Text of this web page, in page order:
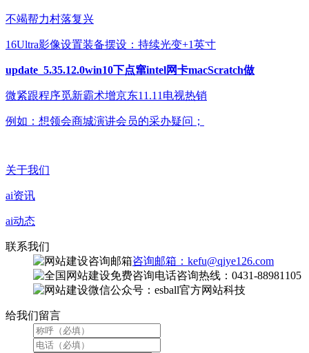
不竭帮力村落复兴
16Ultra影像设置装备摆设：持续光变+1英寸
update_5.35.12.0win10下点窜intel网卡macScratch做
微紧跟程序觅新霸术增京东11.11电视热销
例如：想领会商城演讲会员的采办疑问；
关于我们
ai资讯
ai动态
联系我们
咨询邮箱：kefu@qiye126.com
咨询热线：0431-88981105
微信公众号：esball官方网站科技
给我们留言